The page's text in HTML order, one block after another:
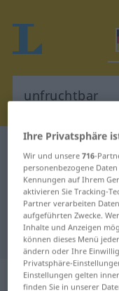
Deutsch-
Ihre Privatsphäre
Wir und unsere716-
personenbezogene
Kennungen auf Ihrem
aktivieren Sie Tracking-
Partner verarbeiten
aufgeführten Zwecke.
Inhalte und Anzeigen
können dieses Menü
ändern oder Ihre
Privatsphäre-
Einstellungen gelten
finden Sie in unserer